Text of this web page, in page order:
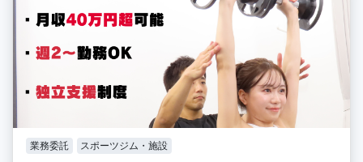
業務委託 スポーツジム・施設